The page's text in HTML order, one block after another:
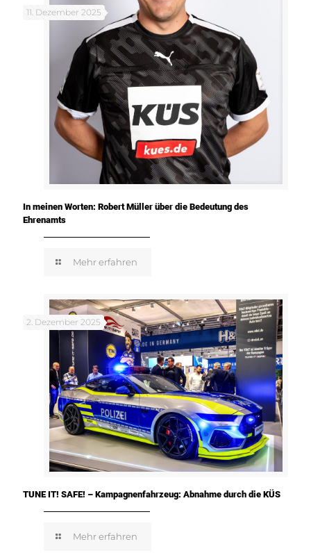
11. Dezember 2025
In meinen Worten: Robert Müller über die Bedeutung des
Ehrenamts
Mehr erfahren
2. Dezember 2025
TUNE IT! SAFE! – Kampagnenfahrzeug: Abnahme durch die KÜS
Mehr erfahren